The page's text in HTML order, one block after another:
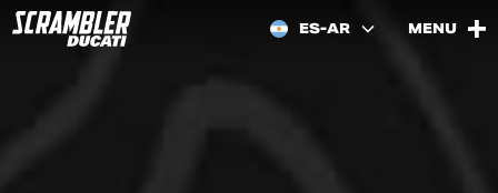
ES-AR MENU